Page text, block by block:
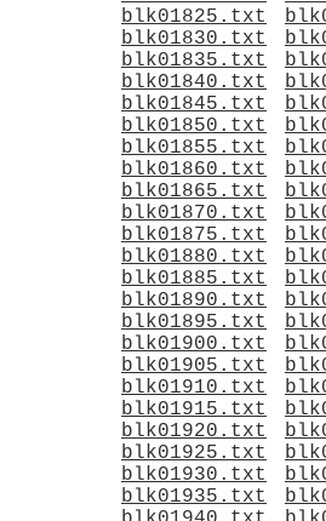
blk01825.txt
blk01830.txt
blk01835.txt
blk01840.txt
blk01845.txt
blk01850.txt
blk01855.txt
blk01860.txt
blk01865.txt
blk01870.txt
blk01875.txt
blk01880.txt
blk01885.txt
blk01890.txt
blk01895.txt
blk01900.txt
blk01905.txt
blk01910.txt
blk01915.txt
blk01920.txt
blk01925.txt
blk01930.txt
blk01935.txt